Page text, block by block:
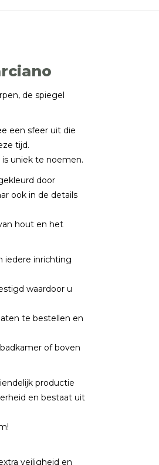
de spiegel
een sfeer uit die
tijd.
is uniek te noemen.
door
ook in de details
hout en het
iedere inrichting
waardoor u
te bestellen en
of boven
productie
en bestaat uit
veiligheid en